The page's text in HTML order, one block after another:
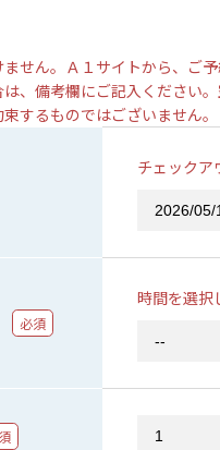
せん。Ａ１サイトから、ご
、備考欄にご記入ください
するものではございません。
チェックア
必須
時間を選択